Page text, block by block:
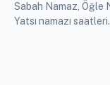
Sabah Namaz, Öğle
Yatsı namazı